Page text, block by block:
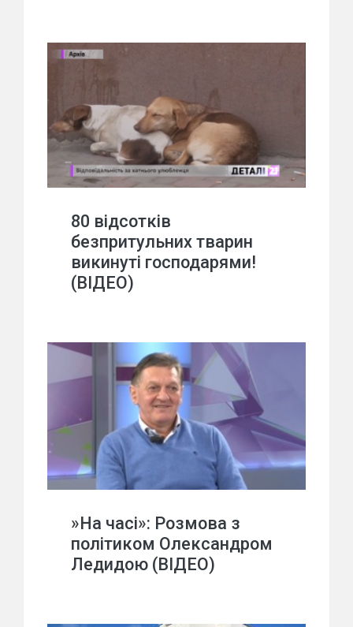
80 відсотків
безпритульних тварин
викинуті господарями!
(ВІДЕО)
»На часі»: Розмова з
політиком Олександром
Ледидою (ВІДЕО)